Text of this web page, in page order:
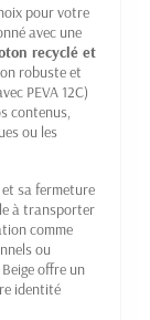
pour votre
avec une
recyclé et
robuste et
PEVA 12C)
contenus,
ou les
et sa fermeture
à transporter
comme
ou
offre un
identité